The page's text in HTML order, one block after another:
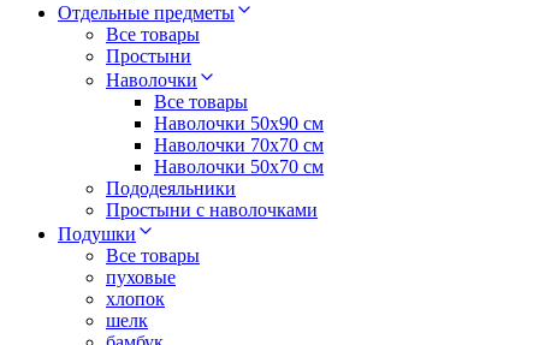
Отдельные предметы
Все товары
Простыни
Наволочки
Все товары
Наволочки 50x90 см
Наволочки 70x70 cм
Наволочки 50х70 см
Пододеяльники
Простыни с наволочками
Подушки
Все товары
пуховые
хлопок
шелк